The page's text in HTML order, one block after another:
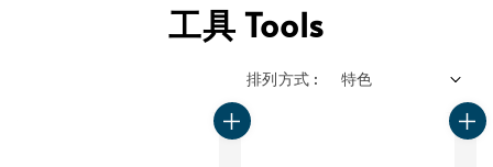
工具 Tools
排列方式 :